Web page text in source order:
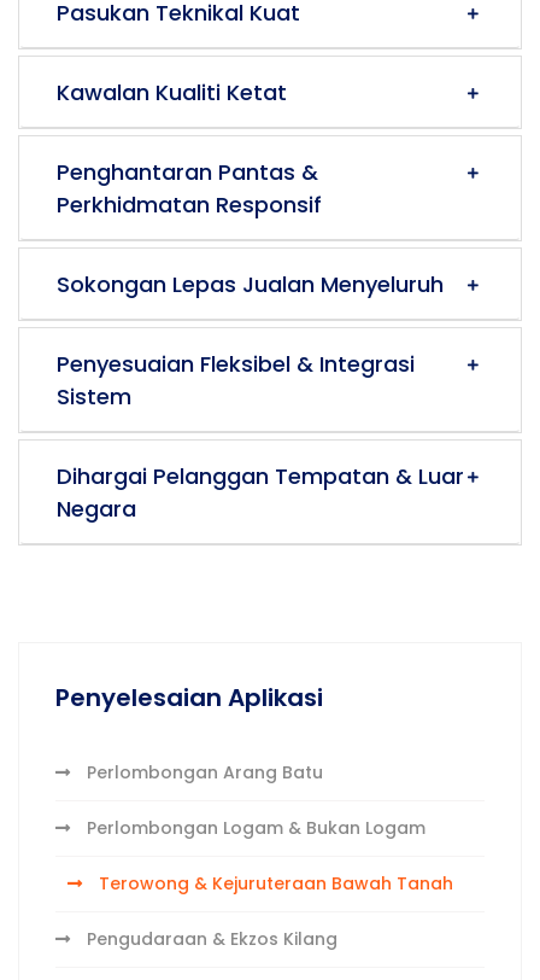
Penyelesaian Aplikasi
Perlombongan Arang Batu
Perlombongan Logam & Bukan Logam
Terowong & Kejuruteraan Bawah Tanah
Pengudaraan & Ekzos Kilang
Pasukan Teknikal Kuat
Kawalan Kualiti Ketat
Penghantaran Pantas &
Perkhidmatan Responsif
Sokongan Lepas Jualan Menyeluruh
Penyesuaian Fleksibel & Integrasi
Sistem
Dihargai Pelanggan Tempatan & Luar
Negara